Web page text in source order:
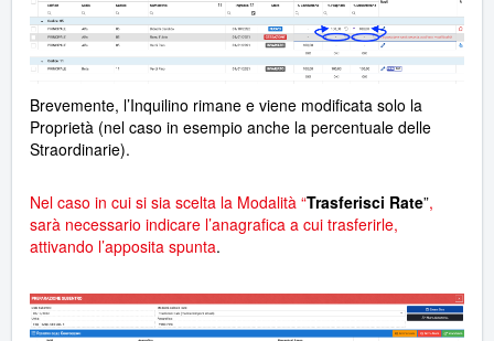
Brevemente, l’Inquilino rimane e viene modificata solo la
Proprietà (nel caso in esempio anche la percentuale delle
Straordinarie).
Nel caso in cui si sia scelta la Modalità “Trasferisci Rate”,
sarà necessario indicare l’anagrafica a cui trasferirle,
attivando l’apposita spunta.